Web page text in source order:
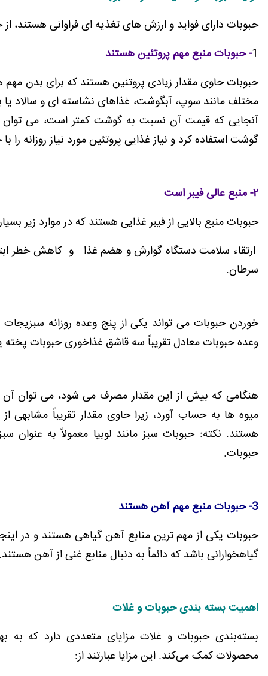
حبوبات دارای فواید و ارزش های تغذیه ای فراوانی هستند، از
1- حبوبات منبع مهم پروتئین هستند
حبوبات حاوی مقدار زیادی پروتئین هستند که برای بدن
مختلف مانند سوپ، آبگوشت، غذاهای نشاسته ای و سالاد یا
آنجایی که قیمت آن نسبت به گوشت کمتر است، می
گوشت استفاده کرد و نیاز غذایی پروتئین مورد نیاز روزانه را
۲- منبع عالی فیبر است
حبوبات منبع بالایی از فیبر غذایی هستند که در موارد زیر
ارتقاء سلامت دستگاه گوارش و هضم غذا و کاهش خطر
سرطان.
خوردن حبوبات می تواند یکی از پنج وعده روزانه
وعده حبوبات معادل تقریباً سه قاشق غذاخوری حبوبات پخته یا تقریباً
هنگامی که بیش از این مقدار مصرف می شود، می توان آن
میوه ها به حساب آورد، زیرا حاوی مقدار تقریباً مشابهی
هستند. نکته: حبوبات سبز مانند لوبیا معمولاً به
حبوبات.
3- حبوبات منبع مهم آهن هستند
حبوبات یکی از مهم ترین منابع آهن گیاهی هستند و در
گیاهخوارانی باشد که دائماً به دنبال منابع غنی از آهن
اهمیت بسته بندی حبوبات و غلات
بسته‌بندی حبوبات و غلات مزایای متعددی دارد که به
محصولات کمک می‌کند. این مزایا عبارتند از: